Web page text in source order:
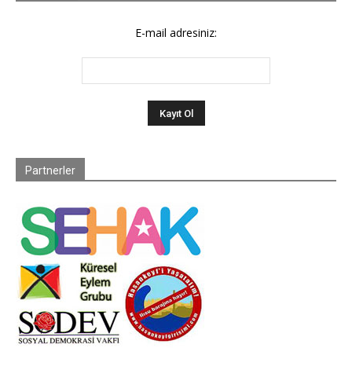
E-mail adresiniz:
Partnerler